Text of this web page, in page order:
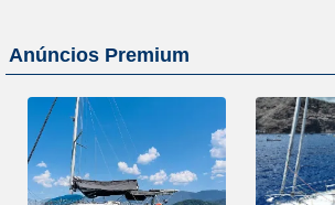
Anúncios Premium